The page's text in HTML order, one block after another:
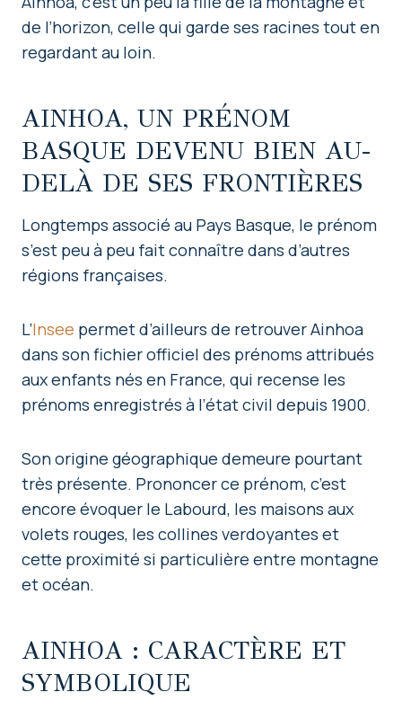
de l’horizon, celle qui garde ses racines tout en
regardant au loin.
AINHOA, UN PRÉNOM
BASQUE DEVENU BIEN AU-
DELÀ DE SES FRONTIÈRES
Longtemps associé au Pays Basque, le prénom
s’est peu à peu fait connaître dans d’autres
régions françaises.
L’Insee permet d’ailleurs de retrouver Ainhoa
dans son fichier officiel des prénoms attribués
aux enfants nés en France, qui recense les
prénoms enregistrés à l’état civil depuis 1900.
Son origine géographique demeure pourtant
très présente. Prononcer ce prénom, c’est
encore évoquer le Labourd, les maisons aux
volets rouges, les collines verdoyantes et
cette proximité si particulière entre montagne
et océan.
AINHOA : CARACTÈRE ET
SYMBOLIQUE